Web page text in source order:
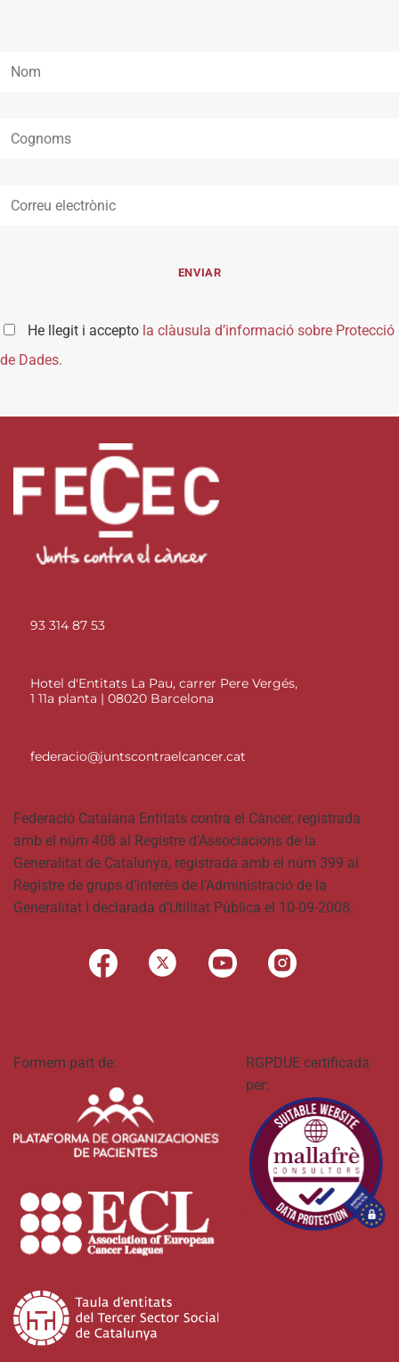
He llegit i accepto la clàusula d’informació sobre Protecció
de Dades.
93 314 87 53
Hotel d'Entitats La Pau, carrer Pere Vergés,
1 11a planta | 08020 Barcelona
federacio@juntscontraelcancer.cat
Federació Catalana Entitats contra el Càncer, registrada
amb el núm 408 al Registre d’Associacions de la
Generalitat de Catalunya, registrada amb el núm 399 al
Registre de grups d’interès de l’Administració de la
Generalitat i declarada d’Utilitat Pública el 10-09-2008.
Formem part de:
RGPDUE certificada
per: